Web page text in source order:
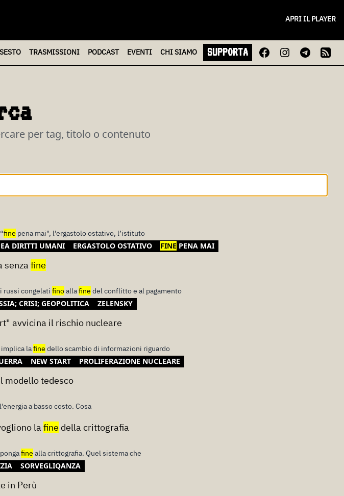
APRI IL PLAYER
TRASMISSIONI PODCAST EVENTI CHISIAMO SUPPORTA
per tag, titolo o contenuto
fine pena mai", l’ergastolo ostativo, l’istituto
DIRITTI UMANI ERGASTOLO OSTATIVO FINE PENA MAI
senza fine
russi congelati finoallafine del conflitto e al pagamento
CRISI; GEOPOLITICA ZELENSKY
avvicina il rischio nucleare
implica lafine dello scambio di informazioni riguardo
NEW START PROLIFERAZIONE NUCLEARE
modello tedesco
a basso costo. Cosa
la fine della crittografia
fine alla crittografia. Quel sistema che
SORVEGLIQANZA
in Perù